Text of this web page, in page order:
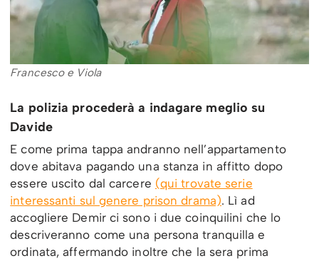
Francesco e Viola
La polizia procederà a indagare meglio su
Davide
E come prima tappa andranno nell’appartamento
dove abitava pagando una stanza in affitto dopo
essere uscito dal carcere (qui trovate serie
interessanti sul genere prison drama). Lì ad
accogliere Demir ci sono i due coinquilini che lo
descriveranno come una persona tranquilla e
ordinata, affermando inoltre che la sera prima